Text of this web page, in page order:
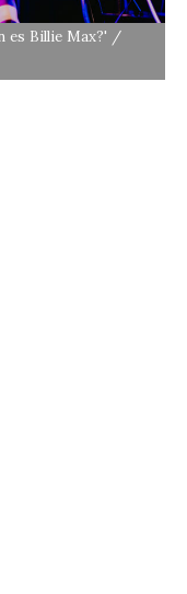
es Billie Max?' /